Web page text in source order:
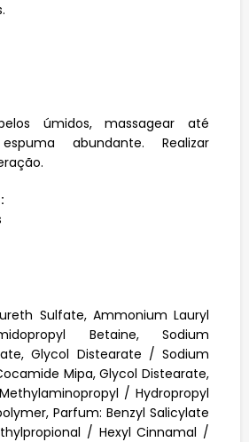
úmidos, massagear até
abundante. Realizar
Sulfate, Ammonium Lauryl
Betaine, Sodium
Glycol Distearate / Sodium
Mipa, Glycol Distearate,
/ Hydropropyl
Parfum: Benzyl Salicylate
/ Hexyl Cinnamal /